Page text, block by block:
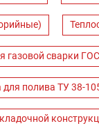
газовой сварки
для полива ТУ 38-